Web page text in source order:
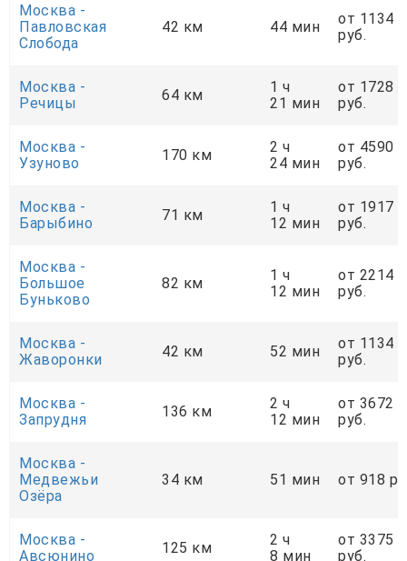
Москва -
Павловская
Слобода
42 км 44 мин
от 1134
руб.
Москва -
Речицы
64 км
1 ч
21 мин
от 1728
руб.
Москва -
Узуново
170 км
2 ч
24 мин
от 4590
руб.
Москва -
Барыбино
71 км
1 ч
12 мин
от 1917
руб.
Москва -
Большое
Буньково
82 км
1 ч
12 мин
от 2214
руб.
Москва -
Жаворонки
42 км 52 мин
от 1134
руб.
Москва -
Запрудня
136 км
2 ч
12 мин
от 3672
руб.
Москва -
Медвежьи
Озёра
34 км 51 мин от 918
Москва -
Авсюнино
125 км
2 ч
8 мин
от 3375
руб.